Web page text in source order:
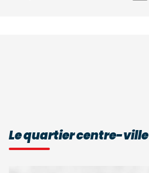
Le quartier centre-ville